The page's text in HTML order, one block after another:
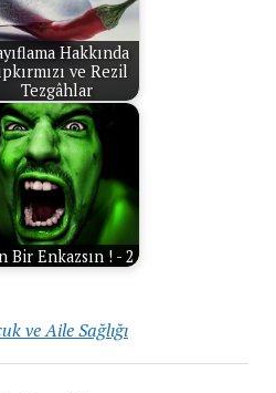
Hakkında
ve Rezil
Tezgâhlar
Bir Enkazsın ! - 2
ve Aile Sağlığı